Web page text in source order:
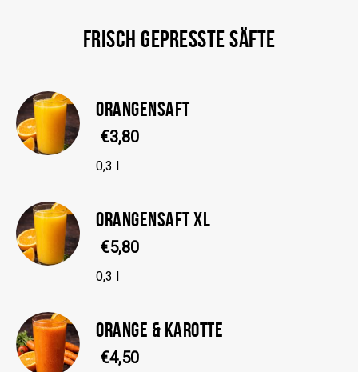
FRISCH GEPRESSTE SÄFTE
ORANGENSAFT
€3,80
0,3 l
ORANGENSAFT XL
€5,80
0,3 l
ORANGE & KAROTTE
€4,50